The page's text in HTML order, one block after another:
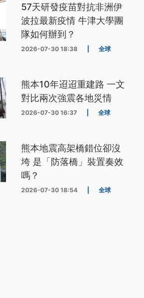
57天研發疫苗對抗非洲伊
波拉最新疫情 牛津大學團
隊如何辦到？
2026-07-30 18:38 全球
熊本10年迢迢重建路 一文
對比兩次強震各地災情
2026-07-30 16:37 全球
熊本地震高架橋錯位卻沒
垮 是「防落橋」裝置奏效
嗎？
2026-07-30 18:54 全球